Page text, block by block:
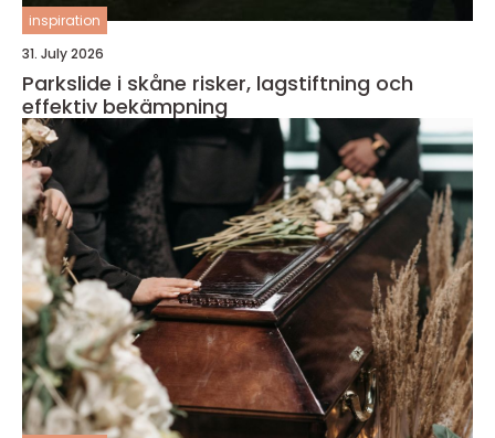
inspiration
31. July 2026
Parkslide i skåne risker, lagstiftning och
effektiv bekämpning